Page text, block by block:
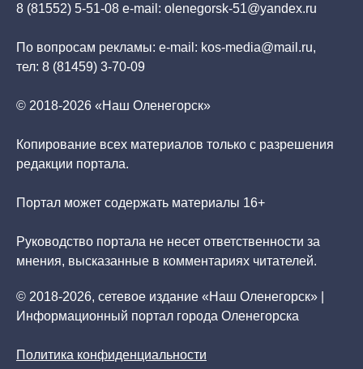
8 (81552) 5-51-08 e-mail: olenegorsk-51@yandex.ru
По вопросам рекламы: e-mail: kos-media@mail.ru,
тел: 8 (81459) 3-70-09
© 2018-2026 «Наш Оленегорск»
Копирование всех материалов только с разрешения
редакции портала.
Портал может содержать материалы 16+
Руководство портала не несет ответственности за
мнения, высказанные в комментариях читателей.
© 2018-2026, сетевое издание «Наш Оленегорск» |
Информационный портал города Оленегорска
Политика конфиденциальности